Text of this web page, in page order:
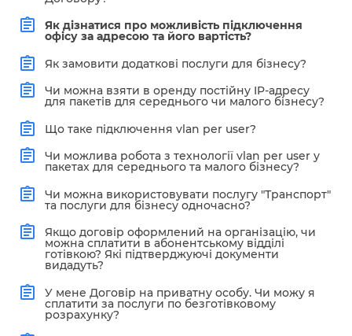
Як дізнатися про можливість підключення
офісу за адресою та його вартість?
Як замовити додаткові послуги для бізнесу?
Чи можна взяти в оренду постійну IP-адресу
для пакетів для середнього чи малого бізнесу?
Що таке підключення vlan per user?
Чи можлива робота з технології vlan per user у
пакетах для середнього та малого бізнесу?
Чи можна використовувати послугу "Транспорт"
та послуги для бізнесу одночасно?
Якщо договір оформлений на організацію, чи
можна сплатити в абонентському відділі
готівкою? Які підтверджуючі документи
видадуть?
У мене Договір на приватну особу. Чи можу я
сплатити за послуги по безготівковому
розрахунку?